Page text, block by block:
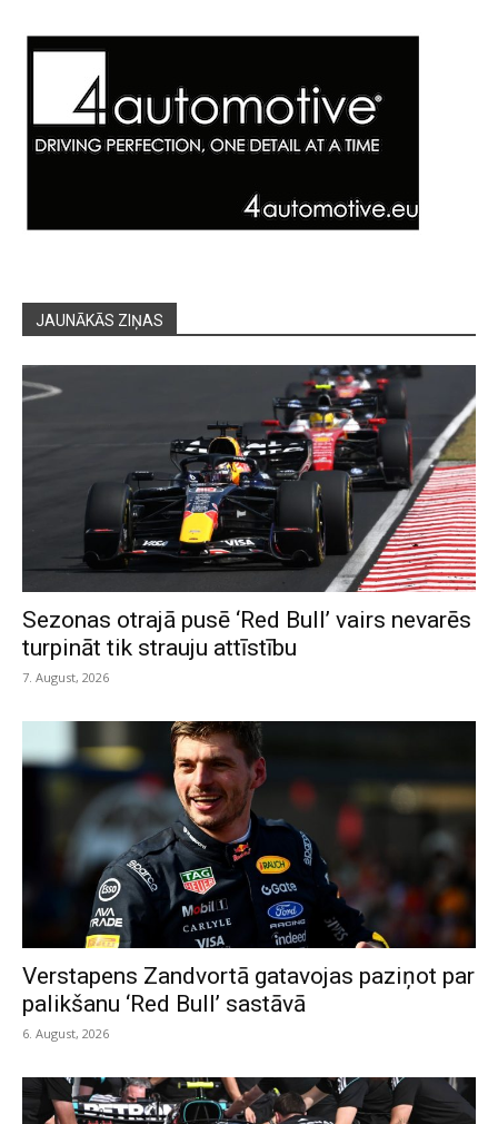
JAUNĀKĀS ZIŅAS
Sezonas otrajā pusē ‘Red Bull’ vairs nevarēs
turpināt tik strauju attīstību
7. August, 2026
Verstapens Zandvortā gatavojas paziņot par
palikšanu ‘Red Bull’ sastāvā
6. August, 2026